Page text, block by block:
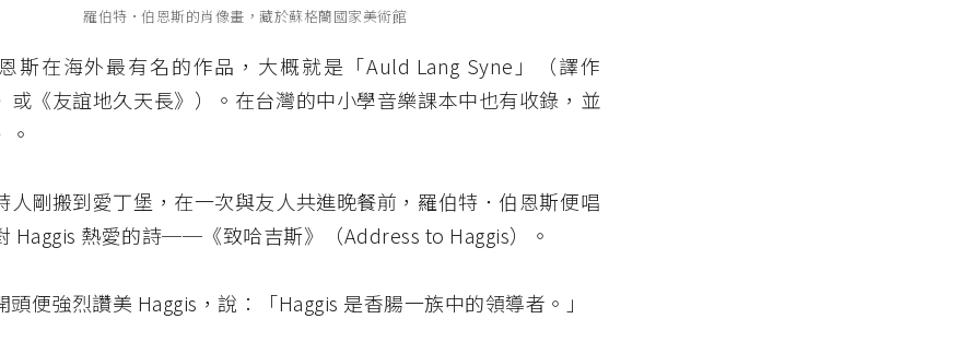
羅伯特•伯恩斯的肖像畫，藏於蘇格蘭國家美術館
斯在海外最有名的作品，大概就是「Auld Lang Syne」（譯作
或《友誼地久天長》）。在台灣的中小學音樂課本中也有收錄，並
人剛搬到愛丁堡，在一次與友人共進晚餐前，羅伯特．伯恩斯便唱
Haggis 熱愛的詩──《致哈吉斯》（Address to Haggis）。
頭便強烈讚美 Haggis，說：「Haggis 是香腸一族中的領導者。」